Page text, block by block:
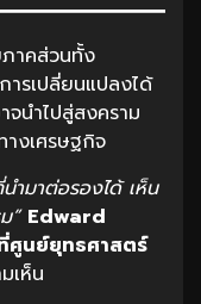
าคส่วนทั้ง
ารเปลี่ยนแปลงได้
จนำไปสู่สงคราม
างเศรษฐกิจ
ำมาต่อรองได้ เห็น
” Edward
ศูนย์ยุทธศาสตร์
เห็น